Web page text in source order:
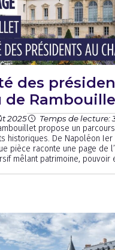
des
de
2025 Temps de lecture:
propose un
historiques. De Napoléon Ier
pièce raconte une page de
mêlant patrimoine, pouvoir